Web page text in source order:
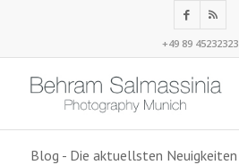
+49 89 45232323
Blog - Die aktuellsten Neuigkeiten